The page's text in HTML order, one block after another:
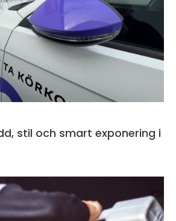
stil och smart exponering i